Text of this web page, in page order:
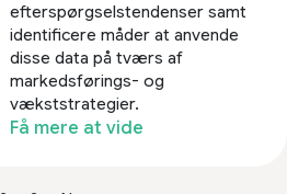
efterspørgselstendenser samt
identificere måder at anvende
disse data på tværs af
markedsførings- og
vækststrategier.
Få mere at vide